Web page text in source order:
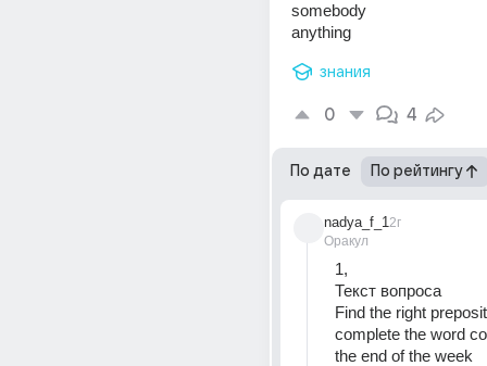
somebody
anything
знания
0 4
По дате По рейтингу
nadya_f_1
Оракул
2г
1,
Текст вопроса
Find the right
complete the word
the end of the week